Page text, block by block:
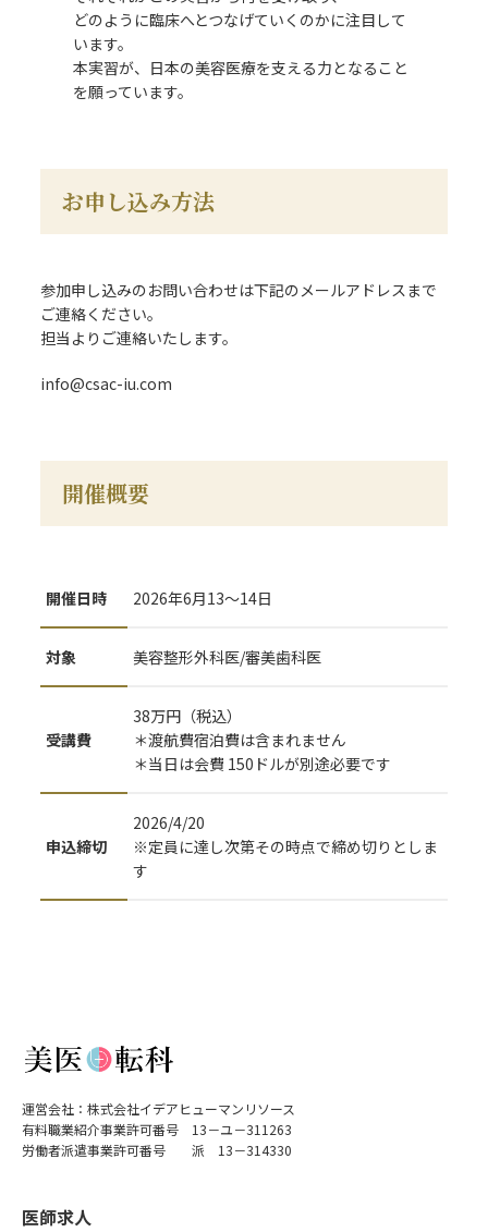
どのように臨床へとつなげていくのかに注目して
います。
本実習が、日本の美容医療を支える力となること
を願っています。
お申し込み方法
参加申し込みのお問い合わせは下記のメールアドレスまで
ご連絡ください。
担当よりご連絡いたします。
info@csac-iu.com
開催概要
開催日時 2026年6月13〜14日
対象 美容整形外科医/審美歯科医
受講費
38万円（税込）
＊渡航費宿泊費は含まれません
＊当日は会費 150ドルが別途必要です
申込締切
2026/4/20
※定員に達し次第その時点で締め切りとしま
す
運営会社：株式会社イデアヒューマンリソース
有料職業紹介事業許可番号 13－ユ－311263
労働者派遣事業許可番号 派 13－314330
医師求人